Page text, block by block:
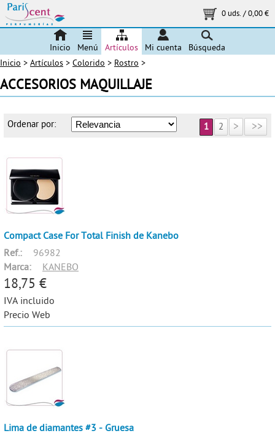
0 uds./0,00 €
Inicio Menú Artículos Mi cuenta Búsqueda
Inicio > Artículos > Colorido > Rostro >
ACCESORIOS MAQUILLAJE
Ordenar por: 1 2 > >>
Compact Case For Total Finish de Kanebo
Ref.:
96982
Marca:
KANEBO
18,75 €
IVA incluido
Precio Web
Lima de diamantes #3 - Gruesa